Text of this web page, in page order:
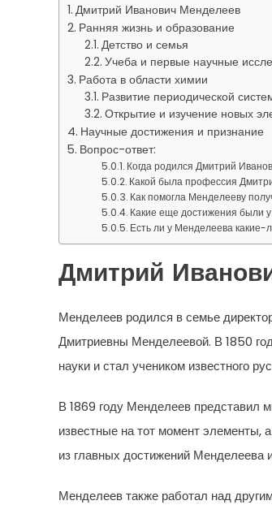
Дмитрий Иванович Менделеев
Ранняя жизнь и образование
Детство и семья
Учеба и первые научные
Работа в области химии
Развитие периодической
Открытие и изучение новых
Научные достижения и признание
Вопрос-ответ:
Когда родился Дмитрий
Какой была профессия
Как помогла Менделееву
Какие еще достижения были
Есть ли у Менделеева какие-
Дмитрий
Менделеев родился в семье
Дмитриевны Менделеевой. В 1850
науки и стал учеником известного
В 1869 году Менделеев представил
известные на тот момент элементы,
из главных достижений Менделеева
Менделеев также работал над